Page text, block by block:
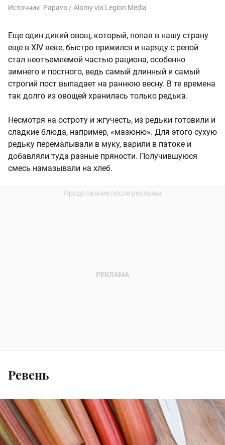
Источник: Papava / Alamy via Legion Media
Еще один дикий овощ, который, попав в нашу страну
еще в XIV веке, быстро прижился и наряду с репой
стал неотъемлемой частью рациона, особенно
зимнего и постного, ведь самый длинный и самый
строгий пост выпадает на раннюю весну. В те времена
так долго из овощей хранилась только редька.
Несмотря на остроту и жгучесть, из редьки готовили и
сладкие блюда, например, «мазюню». Для этого сухую
редьку перемалывали в муку, варили в патоке и
добавляли туда разные пряности. Получившуюся
смесь намазывали на хлеб.
Ревень